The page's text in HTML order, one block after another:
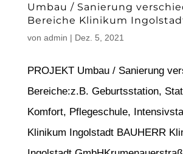
Umbau / Sanierung
Bereiche Klinikum
von admin | Dez. 5, 2021
PROJEKT Umbau / Sanierung
Bereiche:z.B. Geburtsstation,
Komfort, Pflegeschule,
Klinikum Ingolstadt BAUHERR